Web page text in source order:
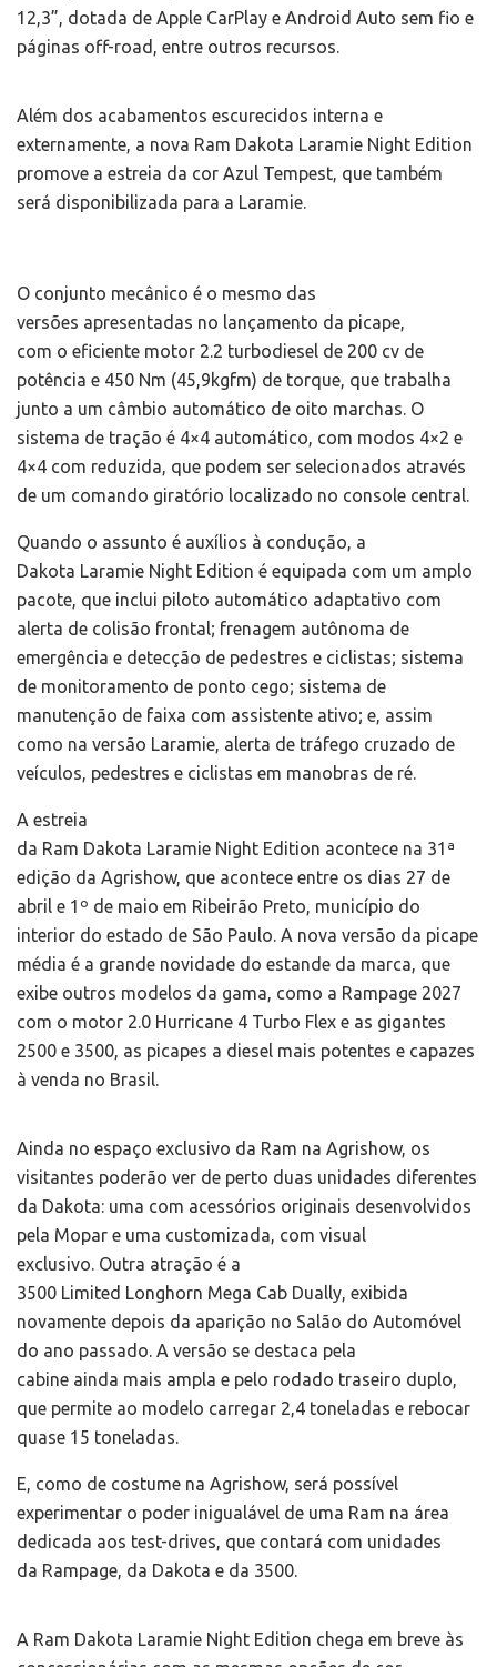
12,3”, dotada de Apple CarPlay e Android Auto sem fio e
páginas off-road, entre outros recursos.
Além dos acabamentos escurecidos interna e
externamente, a nova Ram Dakota Laramie Night Edition
promove a estreia da cor Azul Tempest, que também
será disponibilizada para a Laramie.
O conjunto mecânico é o mesmo das
versões apresentadas no lançamento da picape,
com o eficiente motor 2.2 turbodiesel de 200 cv de
potência e 450 Nm (45,9kgfm) de torque, que trabalha
junto a um câmbio automático de oito marchas. O
sistema de tração é 4×4 automático, com modos 4×2 e
4×4 com reduzida, que podem ser selecionados através
de um comando giratório localizado no console central.
Quando o assunto é auxílios à condução, a
Dakota Laramie Night Edition é equipada com um amplo
pacote, que inclui piloto automático adaptativo com
alerta de colisão frontal; frenagem autônoma de
emergência e detecção de pedestres e ciclistas; sistema
de monitoramento de ponto cego; sistema de
manutenção de faixa com assistente ativo; e, assim
como na versão Laramie, alerta de tráfego cruzado de
veículos, pedestres e ciclistas em manobras de ré.
A estreia
da Ram Dakota Laramie Night Edition acontece na 31ª
edição da Agrishow, que acontece entre os dias 27 de
abril e 1º de maio em Ribeirão Preto, município do
interior do estado de São Paulo. A nova versão da picape
média é a grande novidade do estande da marca, que
exibe outros modelos da gama, como a Rampage 2027
com o motor 2.0 Hurricane 4 Turbo Flex e as gigantes
2500 e 3500, as picapes a diesel mais potentes e capazes
à venda no Brasil.
Ainda no espaço exclusivo da Ram na Agrishow, os
visitantes poderão ver de perto duas unidades diferentes
da Dakota: uma com acessórios originais desenvolvidos
pela Mopar e uma customizada, com visual
exclusivo. Outra atração é a
3500 Limited Longhorn Mega Cab Dually, exibida
novamente depois da aparição no Salão do Automóvel
do ano passado. A versão se destaca pela
cabine ainda mais ampla e pelo rodado traseiro duplo,
que permite ao modelo carregar 2,4 toneladas e rebocar
quase 15 toneladas.
E, como de costume na Agrishow, será possível
experimentar o poder inigualável de uma Ram na área
dedicada aos test-drives, que contará com unidades
da Rampage, da Dakota e da 3500.
A Ram Dakota Laramie Night Edition chega em breve às